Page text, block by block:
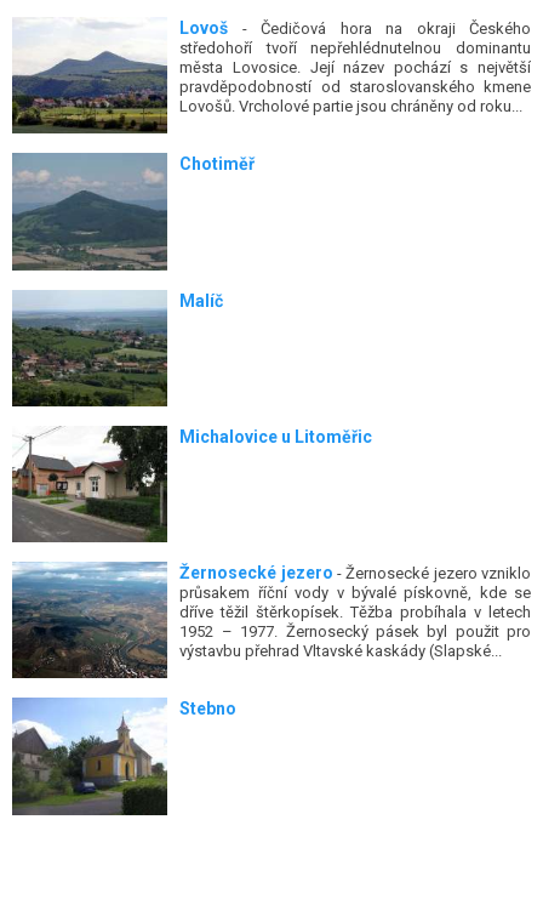
Lovoš - Čedičová hora na okraji Českého
středohoří tvoří nepřehlédnutelnou dominantu
města Lovosice. Její název pochází s největší
pravděpodobností od staroslovanského kmene
Lovošů. Vrcholové partie jsou chráněny od roku...
Chotiměř
Malíč
Michalovice u Litoměřic
Žernosecké jezero - Žernosecké jezero vzniklo
průsakem říční vody v bývalé pískovně, kde se
dříve těžil štěrkopísek. Těžba probíhala v letech
1952 – 1977. Žernosecký pásek byl použit pro
výstavbu přehrad Vltavské kaskády (Slapské...
Stebno